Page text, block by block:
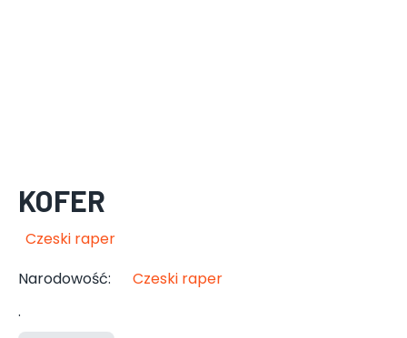
KOFER
Czeski raper
Narodowość:
Czeski raper
.